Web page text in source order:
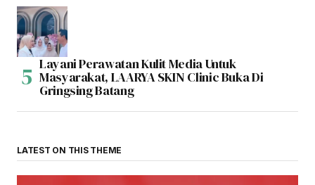
Layani Perawatan Kulit Media Untuk
Masyarakat, LAARYA SKIN Clinic Buka Di
Gringsing Batang
LATEST ON THIS THEME